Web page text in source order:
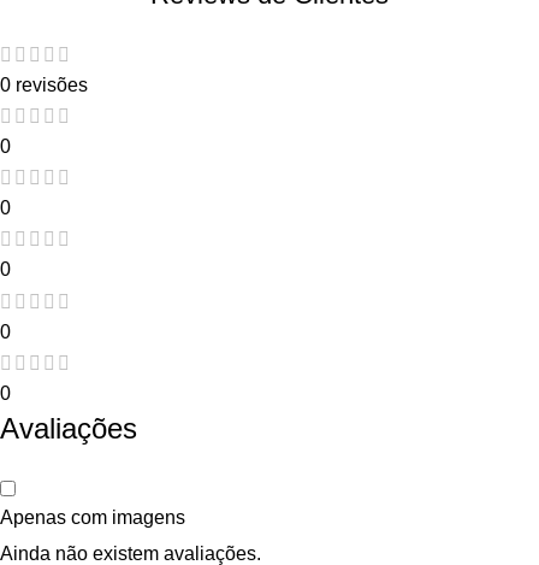
0 revisões
0
0
0
0
0
Avaliações
Apenas com imagens
Ainda não existem avaliações.